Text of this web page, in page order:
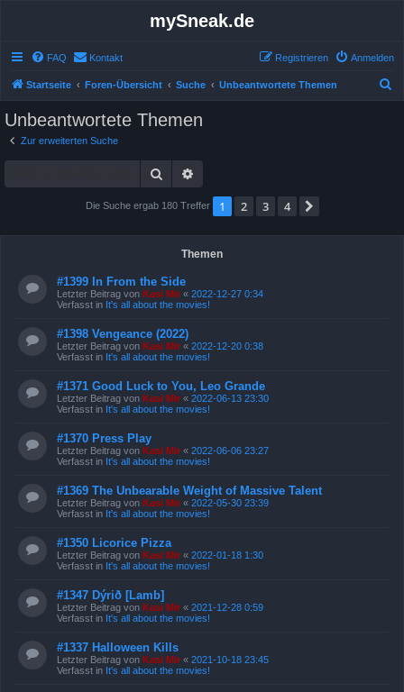
mySneak.de
FAQ Kontakt Anmelden
Registrieren
Startseite Foren-Übersicht Suche Unbeantwortete Themen
Unbeantwortete Themen
Zur erweiterten Suche
Suche
Die Suche ergab 180 Treffer 1 2 3 4
Themen
#1399 In From the Side
Letzter Beitrag von Kasi Mir « 2022-12-27 0:34
Verfasst in It's all about the movies!
#1398 Vengeance (2022)
Letzter Beitrag von Kasi Mir « 2022-12-20 0:38
Verfasst in It's all about the movies!
#1371 Good Luck to You, Leo Grande
Letzter Beitrag von Kasi Mir « 2022-06-13 23:30
Verfasst in It's all about the movies!
#1370 Press Play
Letzter Beitrag von Kasi Mir « 2022-06-06 23:27
Verfasst in It's all about the movies!
#1369 The Unbearable Weight of Massive Talent
Letzter Beitrag von Kasi Mir « 2022-05-30 23:39
Verfasst in It's all about the movies!
#1350 Licorice Pizza
Letzter Beitrag von Kasi Mir « 2022-01-18 1:30
Verfasst in It's all about the movies!
#1347 Dýrið [Lamb]
Letzter Beitrag von Kasi Mir « 2021-12-28 0:59
Verfasst in It's all about the movies!
#1337 Halloween Kills
Letzter Beitrag von Kasi Mir « 2021-10-18 23:45
Verfasst in It's all about the movies!